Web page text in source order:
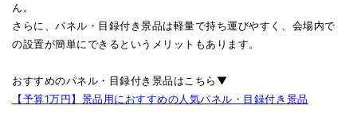
ん。
さらに、パネル・目録付き景品は軽量で持ち運びやすく、会場内で
の設置が簡単にできるというメリットもあります。
おすすめのパネル・目録付き景品はこちら▼
【予算1万円】景品用におすすめの人気パネル・目録付き景品